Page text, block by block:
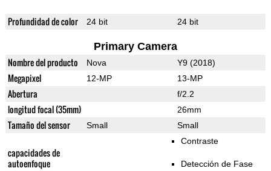
Profundidad de color 24 bit 24 bit
Primary Camera
Nombre del producto Nova Y9 (2018)
Megapixel 12-MP 13-MP
Abertura f/2.2
longitud focal (35mm) 26mm
Tamaño del sensor Small Small
capacidades de
autoenfoque
Contraste
Detección de Fase